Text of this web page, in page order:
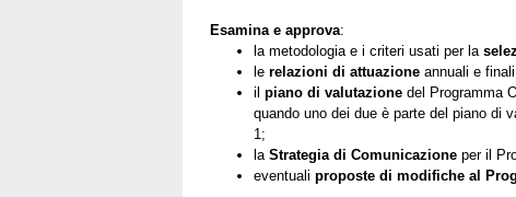
Esamina e approva:
la metodologia e i criteri usati per la
le relazioni di attuazione annuali e
il piano di valutazione del Programma
quando uno dei due è parte del piano di
1;
la Strategia di Comunicazione per il
eventuali proposte di modifiche al